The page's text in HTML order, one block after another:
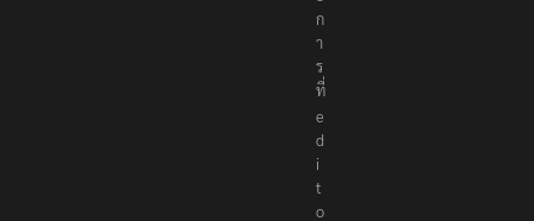
ก
า
ร
ที่
e
d
i
t
o